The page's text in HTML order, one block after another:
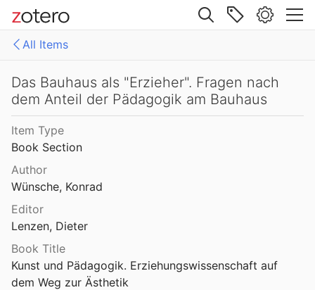
Site navigation
All Items
Gesamtausgabe (KMG)
All Items
1: Klaus Mollenhauer: Werke
3: Archivdokumente
Das Bauhaus als "Erzieher". Fragen nach
dem Anteil der Pädagogik am Bauhaus
Item Type
Book Section
Author
Wünsche, Konrad
Editor
Lenzen, Dieter
Book Title
Kunst und Pädagogik. Erziehungswissenschaft auf
dem Weg zur Ästhetik